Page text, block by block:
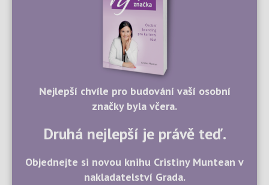
Nejlepší chvíle pro budování vaší osobní
značky byla včera.
Druhá nejlepší je právě teď.
Objednejte si novou knihu Cristiny Muntean v
nakladatelství Grada.